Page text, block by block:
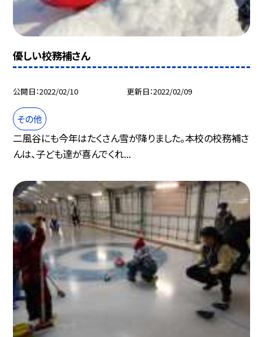
優しい校務補さん
公開日 2022/02/10 更新日 2022/02/09
その他
二風谷にも今年はたくさん雪が降りました。本校の校務補さ
んは、子ども達が喜んでくれ...